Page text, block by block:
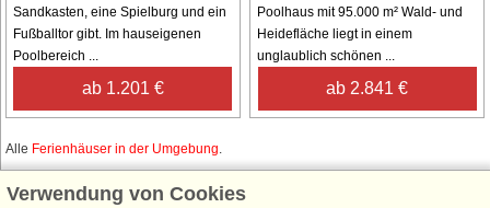
Sandkasten, eine Spielburg und ein
Fußballtor gibt. Im hauseigenen
Poolbereich ...
ab 1.201 €
Poolhaus mit 95.000 m² Wald- und
Heidefläche liegt in einem
unglaublich schönen ...
ab 2.841 €
Alle Ferienhäuser in der Umgebung.
Verwendung von Cookies